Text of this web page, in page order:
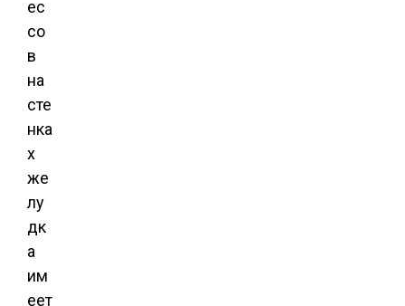
ес
со
в
на
сте
нка
х
же
лу
дк
а
им
еет